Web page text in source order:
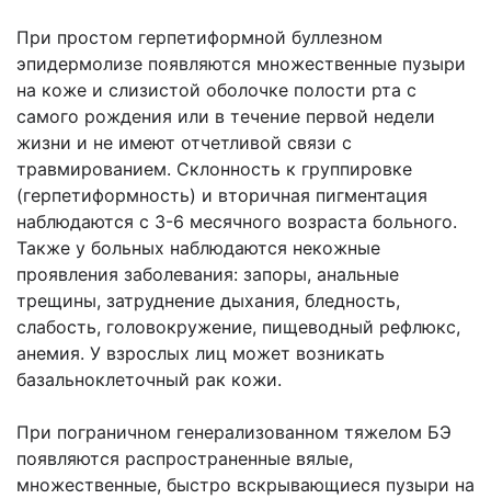
При простом герпетиформной буллезном
эпидермолизе появляются множественные пузыри
на коже и слизистой оболочке полости рта с
самого рождения или в течение первой недели
жизни и не имеют отчетливой связи с
травмированием. Склонность к группировке
(герпетиформность) и вторичная пигментация
наблюдаются с 3-6 месячного возраста больного.
Также у больных наблюдаются некожные
проявления заболевания: запоры, анальные
трещины, затруднение дыхания, бледность,
слабость, головокружение, пищеводный рефлюкс,
анемия. У взрослых лиц может возникать
базальноклеточный рак кожи.
При пограничном генерализованном тяжелом БЭ
появляются распространенные вялые,
множественные, быстро вскрывающиеся пузыри на